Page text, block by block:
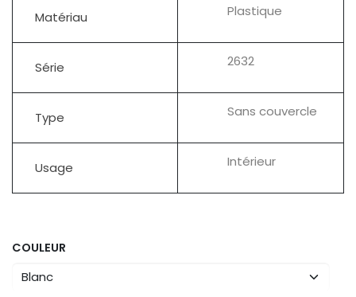
Matériau Plastique
Série 2632
Type Sans couvercle
Usage Intérieur
COULEUR